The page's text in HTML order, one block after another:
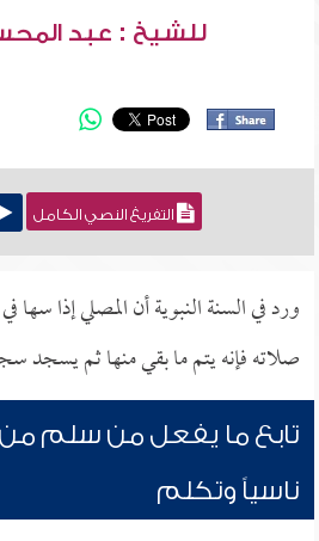
للشيخ : عبد
التفريغ النصي الكامل
ورد في السنة النبوية أن المصلي إذا
صلاته فإنه يتم ما بقي منها ثم يسجد
تابع ما يفعل من سلم
ناسياً وتكلم